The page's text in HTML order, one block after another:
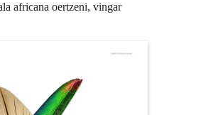
africana oertzeni, vingar